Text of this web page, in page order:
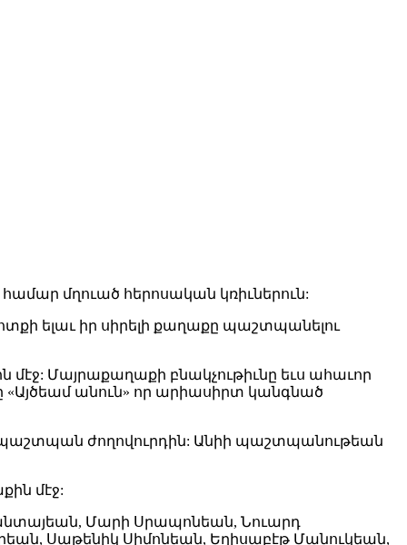
մղուած հերոսական կռիւներուն:
ելաւ իր սիրելի քաղաքը պաշտպանելու
Մայրաքաղաքի բնակչութիւնը եւս ահաւոր
«Այծեամ անուն» որ արիասիրտ կանգնած
ժողովուրդին: Անիի պաշտպանութեան
մէջ:
Մարի Սրապոնեան, Նուարդ
Սաթենիկ Սիմոնեան, Եղիսաբէթ Մանուկեան,